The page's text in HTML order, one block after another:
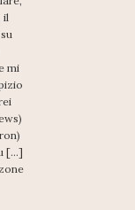
il
mi
[...]